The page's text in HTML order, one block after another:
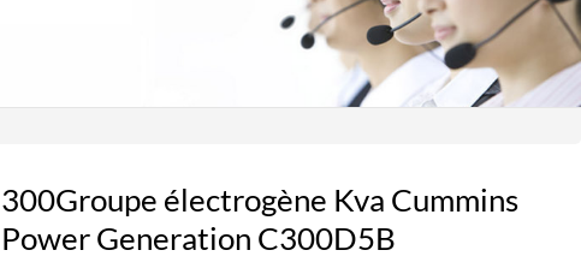
300Groupe électrogène Kva Cummins
Power Generation C300D5B